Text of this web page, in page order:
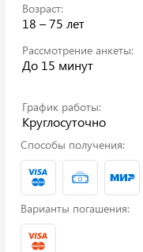
Возраст:
18 – 75 лет
Рассмотрение анкеты:
До 15 минут
График работы:
Круглосуточно
Способы получения:
Варианты погашения: